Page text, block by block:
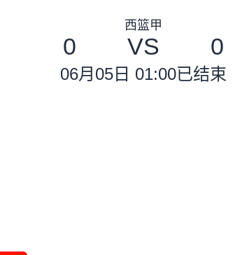
西篮甲
0 VS 0
06月05日 01:00已结束